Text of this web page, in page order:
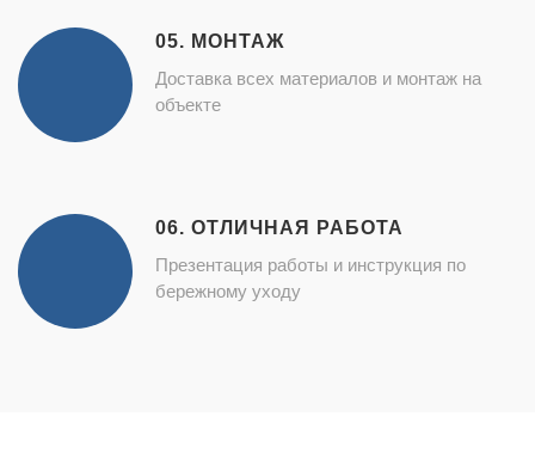
05. МОНТАЖ
Доставка всех материалов и монтаж на
объекте
06. ОТЛИЧНАЯ РАБОТА
Презентация работы и инструкция по
бережному уходу